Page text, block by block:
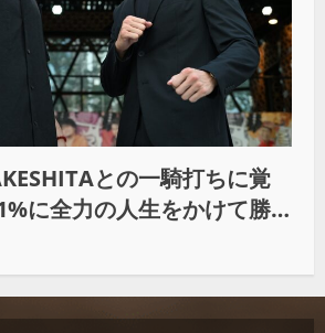
との一騎打ちに覚
に全力の人生をかけて勝